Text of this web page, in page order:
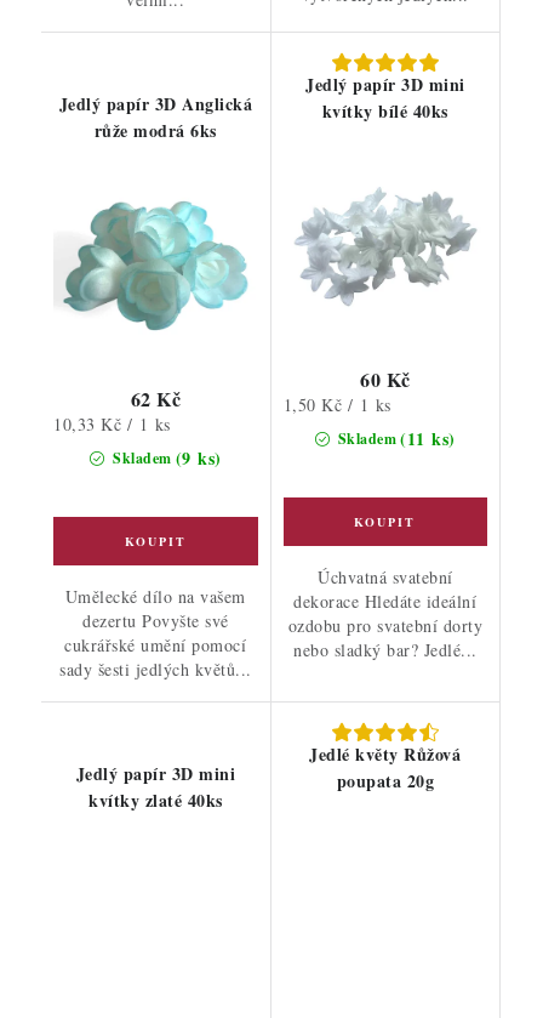
Jedlý papír 3D Anglická
růže modrá 6ks
Skladem (9 ks)
62 Kč
Měrná
10,33 Kč / 1 ks
Umělecké dílo na vašem
dezertu Povyšte své
cukrářské umění pomocí
sady šesti jedlých květů...
Jedlý papír 3D mini
kvítky bílé 40ks
Skladem(11 ks)
60 Kč
Měrná
cena:
1,50 Kč / 1 ks
Úchvatná svatební
dekorace Hledáte ideální
ozdobu pro svatební dorty
nebo sladký bar? Jedlé...
Jedlý papír 3D mini
kvítky zlaté 40ks
Jedlé květy Růžová
poupata 20g